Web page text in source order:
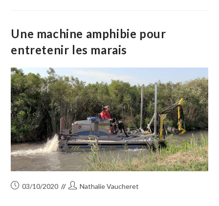
Cet
Automne
Une machine amphibie pour
entretenir les marais
Publication
03/10/2020
Auteur/autrice
Nathalie Vaucheret